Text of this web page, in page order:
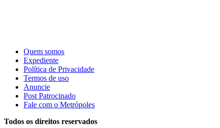
Quem somos
Expediente
Política de Privacidade
Termos de uso
Anuncie
Post Patrocinado
Fale com o Metrópoles
Todos os direitos reservados